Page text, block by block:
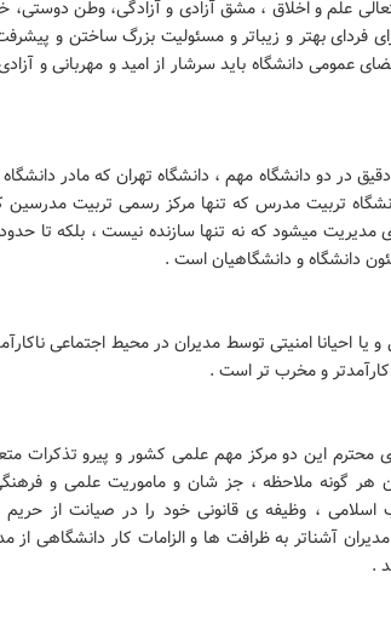
علم و اخلاق ، مشق آزادی و آزادگی، وطن دوستی،
فردای بهتر و زیباتر و مسئولیت بزرگ ساختن و
عمومی دانشگاه باید سرشار از امید و مهربانی و
در دو دانشگاه مهم ، دانشگاه تهران که مادر
تربیت مدرس که تنها مرکز رسمی تربیت
میشود که نه تنها سازنده نیست ، بلکه تا
دانشگاه و دانشگاهیان است .
یا احیانا امنیتی توسط مدیران در محیط اجتماعی
و مخرب تر است .
محترم این دو مرکز مهم علمی کشور و پیرو تذکرات
هر گونه ملاحظه ، جز شان و ماموریت علمی و
اسلامی ، وظیفه ی قانونی خود را در صیانت از حریم
آشناتر به ظرافت ها و الزامات کار دانشگاهی از
.